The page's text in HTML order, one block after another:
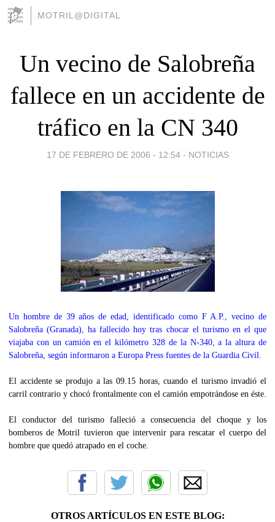
MOTRIL@DIGITAL
Un vecino de Salobreña
fallece en un accidente de
tráfico en la CN 340
17 DE FEBRERO DE 2006 - 12:54 - NOTICIAS
Un hombre de 39 años de edad, identificado como F A.P., vecino de
Salobreña (Granada), ha fallecido hoy tras chocar el turismo en el que
viajaba con un camión en el kilómetro 328 de la N-340, a la altura de
Salobreña, según informaron a Europa Press fuentes de la Guardia Civil.
El accidente se produjo a las 09.15 horas, cuando el turismo invadió el
carril contrario y chocó frontalmente con el camión empotrándose en éste.
El conductor del turismo falleció a consecuencia del choque y los
bomberos de Motril tuvieron que intervenir para rescatar el cuerpo del
hombre que quedó atrapado en el coche.
OTROS ARTÍCULOS EN ESTE BLOG: